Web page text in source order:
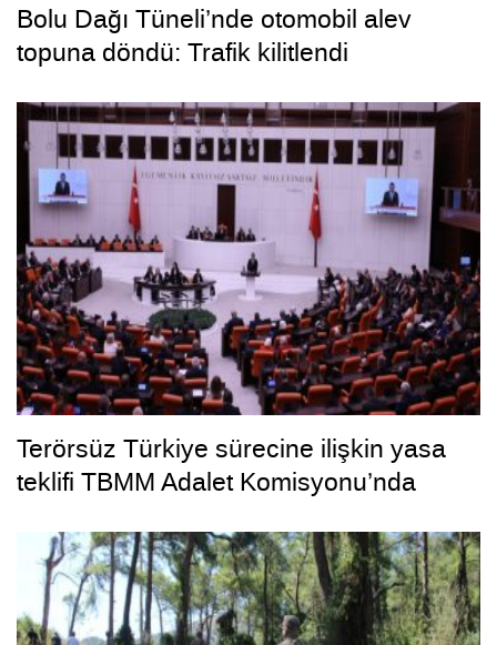
Bolu Dağı Tüneli’nde otomobil alev
topuna döndü: Trafik kilitlendi
Terörsüz Türkiye sürecine ilişkin yasa
teklifi TBMM Adalet Komisyonu’nda